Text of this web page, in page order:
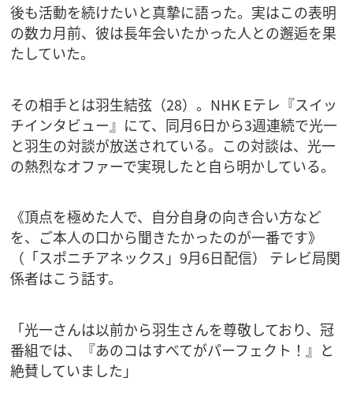
後も活動を続けたいと真摯に語った。実はこの表明
の数カ月前、彼は長年会いたかった人との邂逅を果
たしていた。
その相手とは羽生結弦（28）。NHK Eテレ『スイッ
チインタビュー』にて、同月6日から3週連続で光一
と羽生の対談が放送されている。この対談は、光一
の熱烈なオファーで実現したと自ら明かしている。
《頂点を極めた人で、自分自身の向き合い方など
を、ご本人の口から聞きたかったのが一番です》
（「スポニチアネックス」9月6日配信） テレビ局関
係者はこう話す。
「光一さんは以前から羽生さんを尊敬しており、冠
番組では、『あのコはすべてがパーフェクト！』と
絶賛していました」